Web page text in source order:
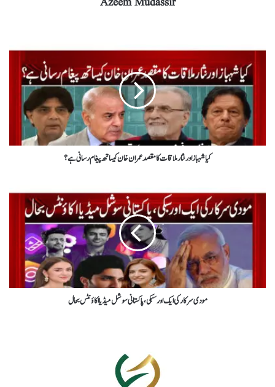
کیا شہباز اور نثار ملاقات کا مقصد عمران خان کیساتھ پیغام رسانی ہے ؟
مودی سرکارکی ایک اور سبکی ،پاکستانی سوشل میڈیا اکاؤنٹس بحال